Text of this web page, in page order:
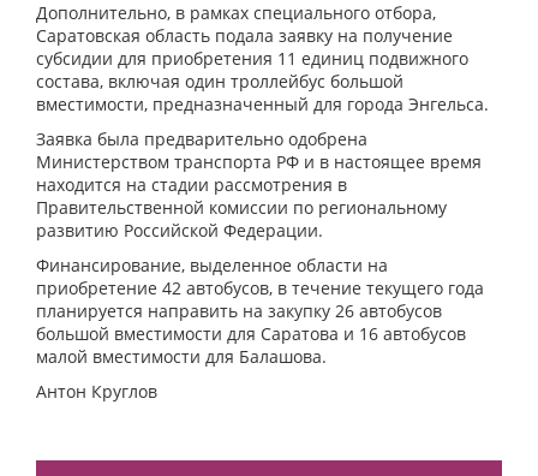
Дополнительно, в рамках специального отбора,
Саратовская область подала заявку на получение
субсидии для приобретения 11 единиц подвижного
состава, включая один троллейбус большой
вместимости, предназначенный для города Энгельса.
Заявка была предварительно одобрена
Министерством транспорта РФ и в настоящее время
находится на стадии рассмотрения в
Правительственной комиссии по региональному
развитию Российской Федерации.
Финансирование, выделенное области на
приобретение 42 автобусов, в течение текущего года
планируется направить на закупку 26 автобусов
большой вместимости для Саратова и 16 автобусов
малой вместимости для Балашова.
Антон Круглов